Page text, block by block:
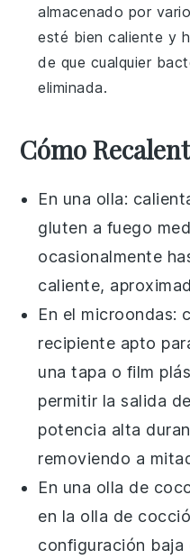
almacenado por
esté bien caliente y
de que cualquier
eliminada.
Cómo
En una olla:
gluten a fuego
ocasionalmente
caliente,
En el microondas:
recipiente apto
una tapa o film
permitir la salida
potencia alta
removiendo a
En una olla de
en la olla de
configuración baja